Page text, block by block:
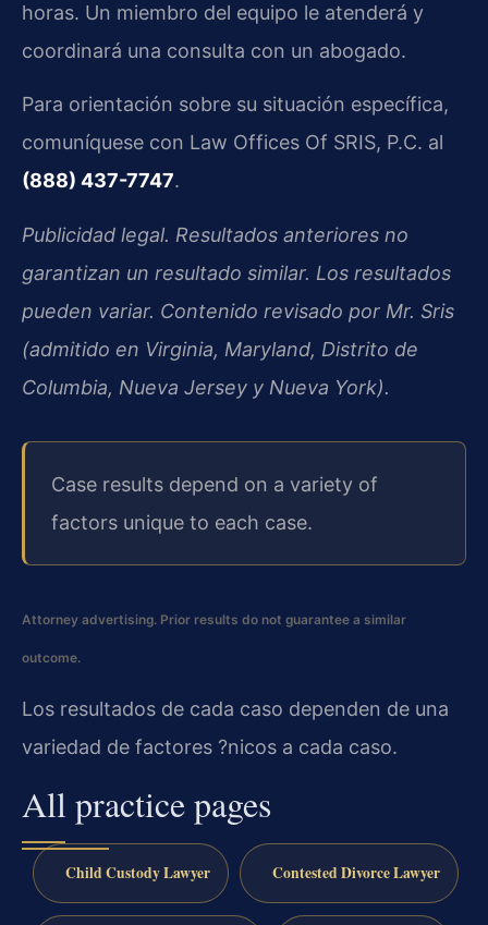
horas. Un miembro del equipo le atenderá y
coordinará una consulta con un abogado.
Para orientación sobre su situación específica,
comuníquese con Law Offices Of SRIS, P.C. al
(888) 437-7747.
Publicidad legal. Resultados anteriores no
garantizan un resultado similar. Los resultados
pueden variar. Contenido revisado por Mr. Sris
(admitido en Virginia, Maryland, Distrito de
Columbia, Nueva Jersey y Nueva York).
Case results depend on a variety of
factors unique to each case.
Attorney advertising. Prior results do not guarantee a similar
outcome.
Los resultados de cada caso dependen de una
variedad de factores ?nicos a cada caso.
All practice pages
Child Custody Lawyer Contested Divorce Lawyer